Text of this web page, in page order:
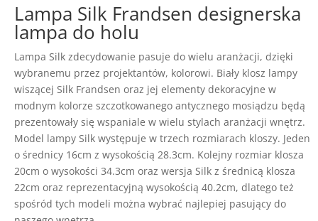
Lampa Silk Frandsen designerska
lampa do holu
Lampa Silk zdecydowanie pasuje do wielu aranżacji, dzięki
wybranemu przez projektantów, kolorowi. Biały klosz lampy
wiszącej Silk Frandsen oraz jej elementy dekoracyjne w
modnym kolorze szczotkowanego antycznego mosiądzu będą
prezentowały się wspaniale w wielu stylach aranżacji wnętrz.
Model lampy Silk występuje w trzech rozmiarach kloszy. Jeden
o średnicy 16cm z wysokością 28.3cm. Kolejny rozmiar klosza
20cm o wysokości 34.3cm oraz wersja Silk z średnicą klosza
22cm oraz reprezentacyjną wysokością 40.2cm, dlatego też
spośród tych modeli można wybrać najlepiej pasujący do